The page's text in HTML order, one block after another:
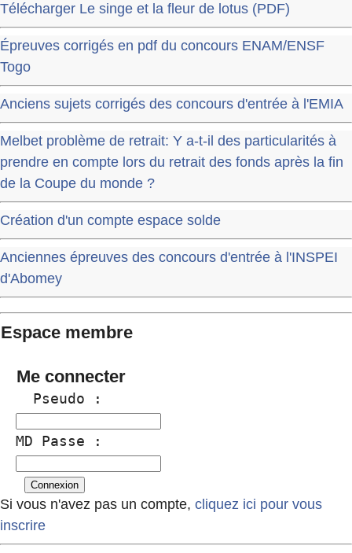
Télécharger Le singe et la fleur de lotus (PDF)
Épreuves corrigés en pdf du concours ENAM/ENSF
Togo
Anciens sujets corrigés des concours d'entrée à l'EMIA
Melbet problème de retrait: Y a-t-il des particularités à
prendre en compte lors du retrait des fonds après la fin
de la Coupe du monde ?
Création d'un compte espace solde
Anciennes épreuves des concours d'entrée à l'INSPEI
d'Abomey
Espace membre
Me connecter
  Pseudo :
MD Passe :
Si vous n'avez pas un compte, cliquez ici pour vous
inscrire